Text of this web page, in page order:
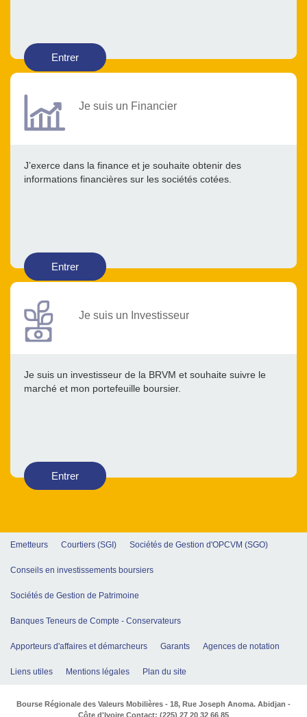
Entrer
Je suis un Financier
J’exerce dans la finance et je souhaite obtenir des
informations financières sur les sociétés cotées.
Entrer
Je suis un Investisseur
Je suis un investisseur de la BRVM et souhaite suivre le
marché et mon portefeuille boursier.
Entrer
Emetteurs Courtiers (SGI) Sociétés de Gestion d'OPCVM (SGO)
Conseils en investissements boursiers
Sociétés de Gestion de Patrimoine
Banques Teneurs de Compte - Conservateurs
Apporteurs d'affaires et démarcheurs Garants Agences de notation
Liens utiles Mentions légales Plan du site
Bourse Régionale des Valeurs Mobilières - 18, Rue Joseph Anoma. Abidjan -
Côte d'Ivoire Contact: (225) 27 20 32 66 85